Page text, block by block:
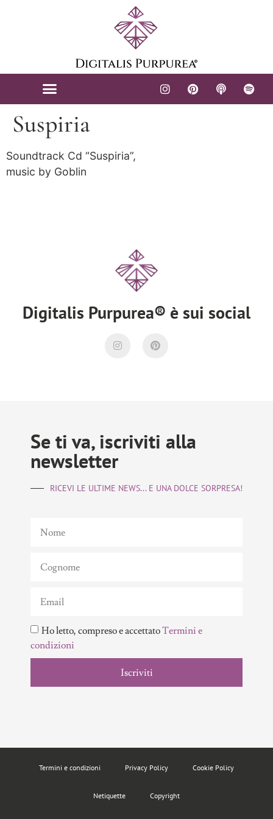
Suspiria
Soundtrack Cd “Suspiria”,
music by Goblin
Digitalis Purpurea® è sui social
Se ti va, iscriviti alla
newsletter
RICEVI LE ULTIME NEWS... E UNA DOLCE SORPRESA!
Ho letto, compreso e accettatoTermini e
condizioni
Iscriviti
Termini e condizioni Privacy Policy Cookie Policy
Netiquette Copyright